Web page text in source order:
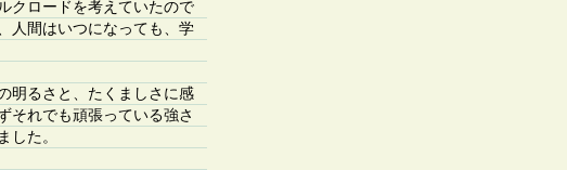
クロードを考えていたので
人間はいつになっても、学
明るさと、たくましさに感
それでも頑張っている強さ
した。